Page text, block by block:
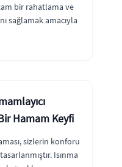
bir rahatlama ve
sağlamak amacıyla
Hamam Keyfi
sizlerin konforu
Isınma